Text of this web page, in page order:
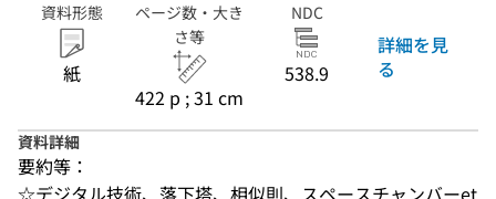
資料形態
紙
ページ数・大き
さ等
422 p ; 31 cm
NDC
538.9
詳細を見
る
資料詳細
要約等：
☆デジタル技術、落下塔、相似則、スペースチャンバーet